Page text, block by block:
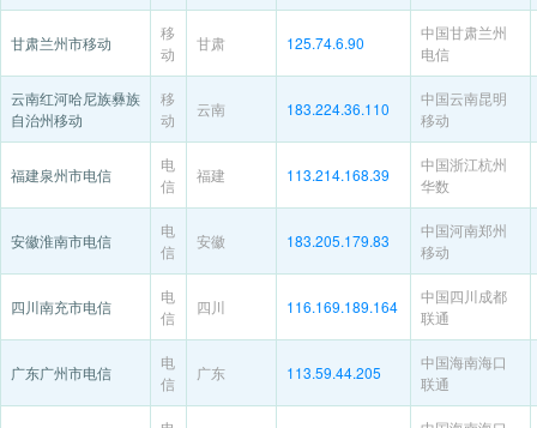
甘肃兰州市移动
移
动
甘肃 125.74.6.90
中国甘肃兰州
电信
云南红河哈尼族彝族
自治州移动
移
动
云南 183.224.36.110
中国云南昆明
移动
福建泉州市电信
电
信
福建 113.214.168.39
中国浙江杭州
华数
安徽淮南市电信
电
信
安徽 183.205.179.83
中国河南郑州
移动
四川南充市电信
电
信
四川 116.169.189.164
中国四川成都
联通
广东广州市电信
电
信
广东 113.59.44.205
中国海南海口
联通